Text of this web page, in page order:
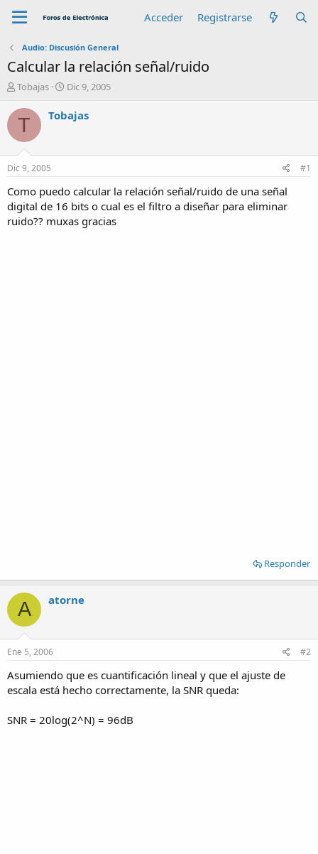
Acceder Registrarse
Audio: Discusión General
Calcular la relación señal/ruido
A
t
r
Tobajas
F
c
n
i
c
i
Dic 9, 2005
T Tobajas
Dic 9, 2005 #1
Como puedo calcular la relación señal/ruido de una señal
digital de 16 bits o cual es el filtro a diseñar para eliminar
ruido?? muxas gracias
Responder
A atorne
Ene 5, 2006 #2
Asumiendo que es cuantificación lineal y que el ajuste de
escala está hecho correctamente, la SNR queda:
SNR = 20log(2^N) = 96dB